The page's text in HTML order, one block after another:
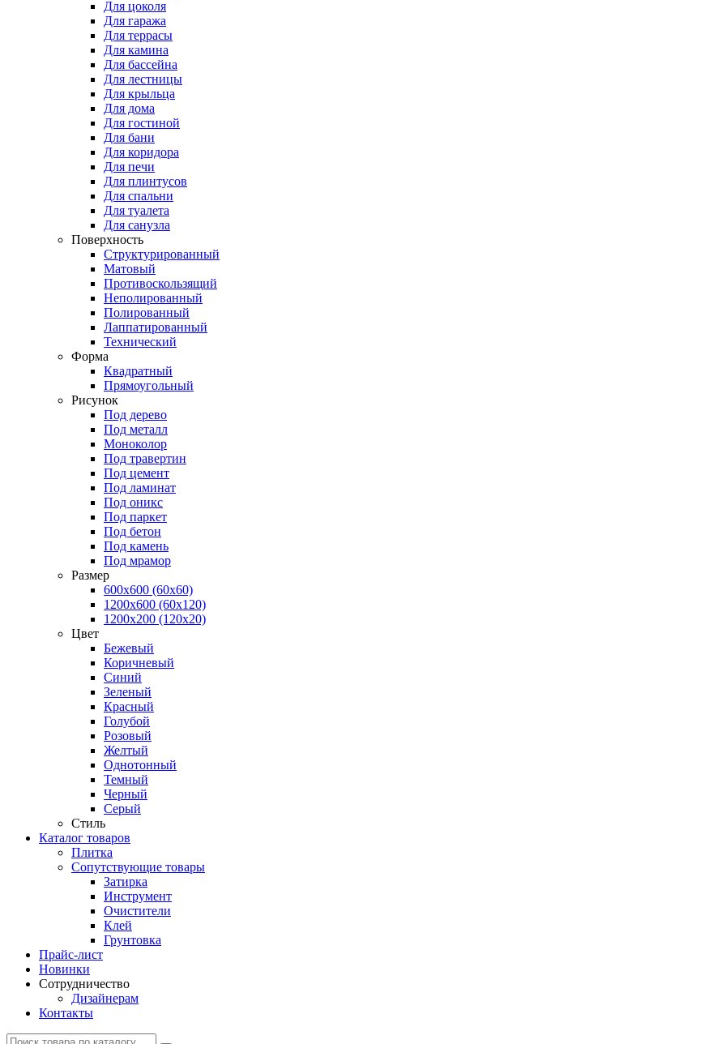
Для цоколя
Для гаража
Для террасы
Для камина
Для бассейна
Для лестницы
Для крыльца
Для дома
Для гостиной
Для бани
Для коридора
Для печи
Для плинтусов
Для спальни
Для туалета
Для санузла
Поверхность
Структурированный
Матовый
Противоскользящий
Неполированный
Полированный
Лаппатированный
Технический
Форма
Квадратный
Прямоугольный
Рисунок
Под дерево
Под металл
Моноколор
Под травертин
Под цемент
Под ламинат
Под оникс
Под паркет
Под бетон
Под камень
Под мрамор
Размер
600х600 (60х60)
1200х600 (60х120)
1200х200 (120x20)
Цвет
Бежевый
Коричневый
Синий
Зеленый
Красный
Голубой
Розовый
Желтый
Однотонный
Темный
Черный
Серый
Стиль
Каталог товаров
Плитка
Сопутствующие товары
Затирка
Инструмент
Очистители
Клей
Грунтовка
Прайс-лист
Новинки
Сотрудничество
Дизайнерам
Контакты